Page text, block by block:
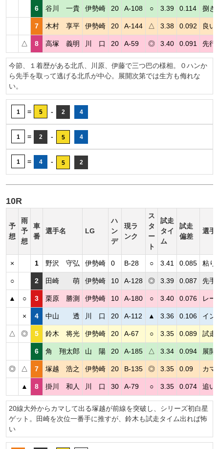
6 谷川 一貴 伊勢崎 20 A-108 ○ 3.39 0.114 捌き
7 木村 享平 伊勢崎 20 A-144 △ 3.38 0.092 良い
△ 8 高塚 義明 川 口 20 A-59 ◎ 3.40 0.091 先行
今節、１着歴がある北爪、川原、伊藤で三つ巴の様相。０ハンか
ら先手を取って逃げる北爪が中心。展開次第では生方も侮れな
い。
1 = 5 - 2 4
1 = 2 - 5 4
1 = 4 - 5 2
10R
予
想
雨
予
想
車
番
選手名 LG
ハ
ン
デ
現ラ
ンク
ス
タ
ー
ト
試走
タイ
ム
試走
偏差
選手
× 1 野沢 守弘 伊勢崎 0 B-28 ○ 3.41 0.085 粘り
○ 2 田崎 萌 伊勢崎 10 A-128 ◎ 3.39 0.087 先手
▲ ○ 3 栗原 勝測 伊勢崎 10 A-180 ○ 3.40 0.076 レ
× 4 中山 透 川 口 20 A-112 ▲ 3.36 0.106 イン
△ ◎ 5 鈴木 将光 伊勢崎 20 A-67 ○ 3.35 0.089 試走
6 角 翔太郎 山 陽 20 A-185 △ 3.34 0.094 展開
◎ △ 7 塚越 浩之 伊勢崎 20 B-135 ◎ 3.35 0.09 カマ
▲ 8 掛川 和人 川 口 30 A-79 ○ 3.35 0.074 追い
20線大外からカマして出る塚越が前線を突破し、シリーズ初白星
ゲット。田崎を次位一番手に推すが、鈴木も試走タイム出れば怖
い